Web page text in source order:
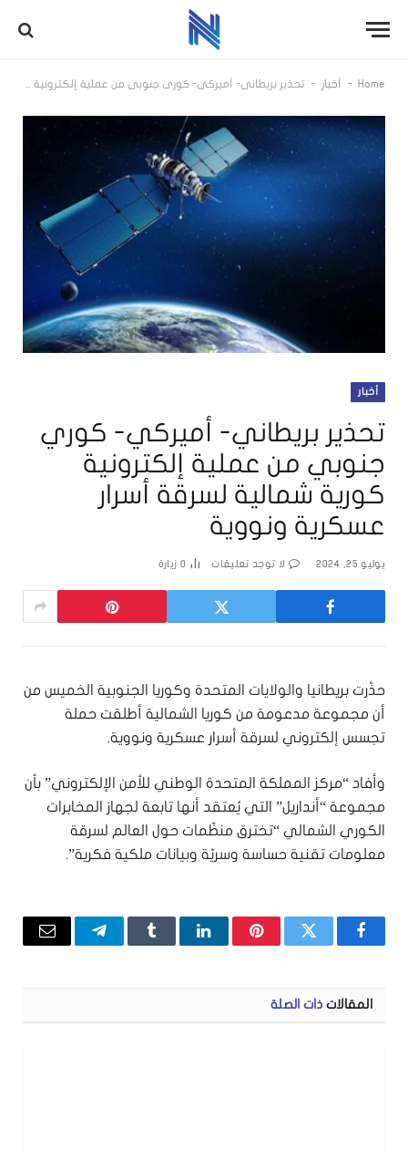
Home
- أخبار - تحذير بريطاني- أميركي- كوري جنوبي من عملية إلكترونية كورية شمالية لسرقة أسرار عسكرية ونووية
أخبار
تحذير بريطاني- أميركي- كوري
جنوبي من عملية إلكترونية
كورية شمالية لسرقة أسرار
عسكرية ونووية
يوليو 25, 2024 لا توجد تعليقات 0 زيارة
حذّرت بريطانيا والولايات المتحدة وكوريا الجنوبية الخميس من
أن مجموعة مدعومة من كوريا الشمالية أطلقت حملة
تجسس إلكتروني لسرقة أسرار عسكرية ونووية.
وأفاد “مركز المملكة المتحدة الوطني للأمن الإلكتروني” بأن
مجموعة “أنداريل” التي يُعتقد أنها تابعة لجهاز المخابرات
الكوري الشمالي “تخترق منظّمات حول العالم لسرقة
معلومات تقنية حساسة وسريّة وبيانات ملكية فكرية”.
فيسبوكتويتر بينتيريستلينكدإنTumblrتيلقرامالبريد
المقالات ذات الصلة